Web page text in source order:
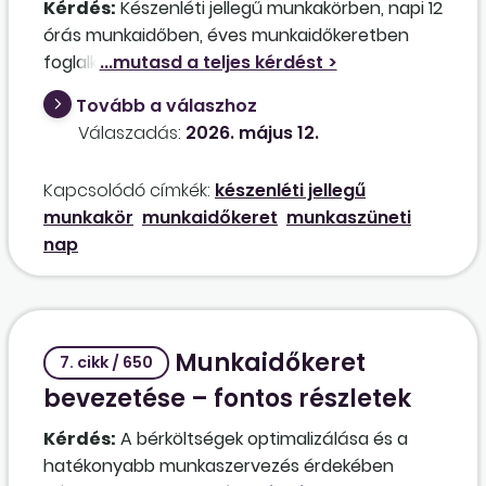
Kérdés: Készenléti jellegű munkakörben, napi 12
órás munkaidőben, éves munkaidőkeretben
foglalkoztatott, beosztás alapján 24 órás
szolgálatban teljesítő fegyveres biztonsági őr
esetében, ha munkaszüneti napon nincs
beosztva munkavégzésre, a napi 12 órát a
figyelembe kell-e venni?
Tovább a válaszhoz
Válaszadás: 2026. május 12.
Kapcsolódó címkék: készenléti jellegű
munkakör munkaidőkeret munkaszüneti
nap
7. cikk / 650
Munkaidőkeret
bevezetése – fontos részletek
Kérdés: A bérköltségek optimalizálása és a
hatékonyabb munkaszervezés érdekében